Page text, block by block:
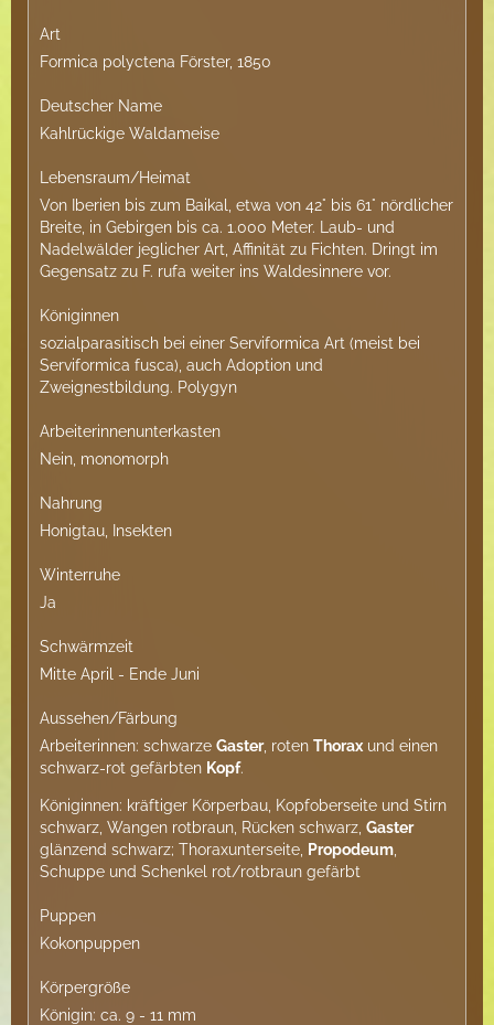
Art
Formica polyctena Förster, 1850
Deutscher Name
Kahlrückige Waldameise
Lebensraum/Heimat
Von Iberien bis zum Baikal, etwa von 42° bis 61° nördlicher
Breite, in Gebirgen bis ca. 1.000 Meter. Laub- und
Nadelwälder jeglicher Art, Affinität zu Fichten. Dringt im
Gegensatz zu F. rufa weiter ins Waldesinnere vor.
Königinnen
sozialparasitisch bei einer Serviformica Art (meist bei
Serviformica fusca), auch Adoption und
Zweignestbildung. Polygyn
Arbeiterinnenunterkasten
Nein, monomorph
Nahrung
Honigtau, Insekten
Winterruhe
Ja
Schwärmzeit
Mitte April - Ende Juni
Aussehen/Färbung
Arbeiterinnen: schwarze Gaster, roten Thorax und einen
schwarz-rot gefärbten Kopf.
Königinnen: kräftiger Körperbau, Kopfoberseite und Stirn
schwarz, Wangen rotbraun, Rücken schwarz, Gaster
glänzend schwarz; Thoraxunterseite,
Propodeum
Schuppe und Schenkel rot/rotbraun gefärbt
Puppen
Kokonpuppen
Körpergröße
Königin: ca. 9 - 11 mm